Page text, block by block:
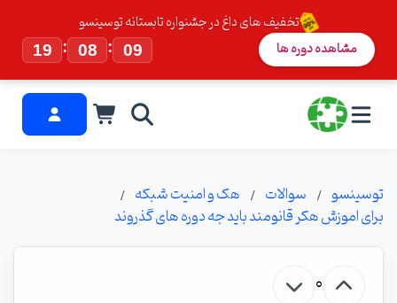
تخفیف های داغ در جشنواره تابستانه توسینسو
19
: 08 : 09 مشاهده دوره ها
توسینسو سوالات
هک و امنیت شبکه
برای اموزش هکر قانومند باید جه دوره های گذروند
0